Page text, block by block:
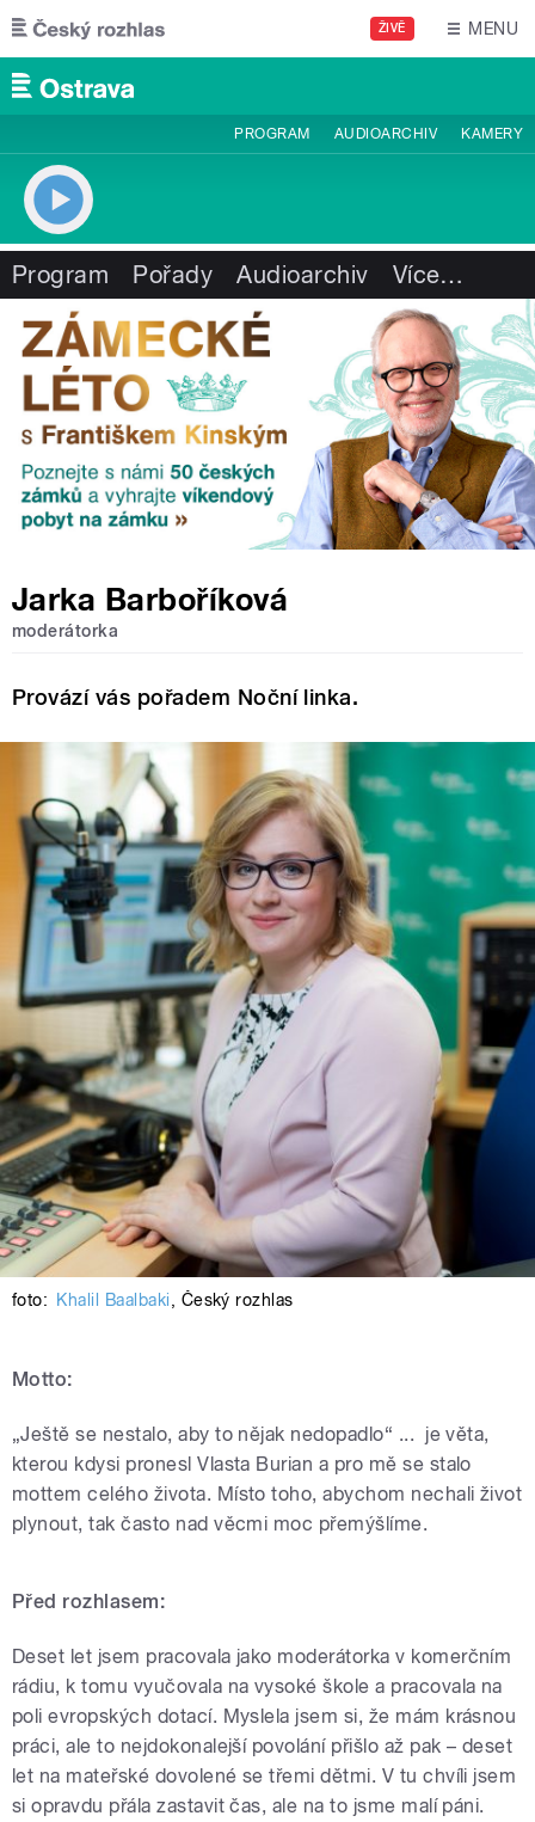
Přejít k hlavnímu obsahu
ŽIVĚ MENU
PROGRAM AUDIOARCHIV KAMERY
Program Pořady Audioarchiv Více…
Jarka Barboříková
moderátorka
Provází vás pořadem Noční linka.
foto: Khalil Baalbaki, Český rozhlas
Motto:
„Ještě se nestalo, aby to nějak nedopadlo“ ... je věta,
kterou kdysi pronesl Vlasta Burian a pro mě se stalo
mottem celého života. Místo toho, abychom nechali život
plynout, tak často nad věcmi moc přemýšlíme.
Před rozhlasem:
Deset let jsem pracovala jako moderátorka v komerčním
rádiu, k tomu vyučovala na vysoké škole a pracovala na
poli evropských dotací. Myslela jsem si, že mám krásnou
práci, ale to nejdokonalejší povolání přišlo až pak – deset
let na mateřské dovolené se třemi dětmi. V tu chvíli jsem
si opravdu přála zastavit čas, ale na to jsme malí páni.